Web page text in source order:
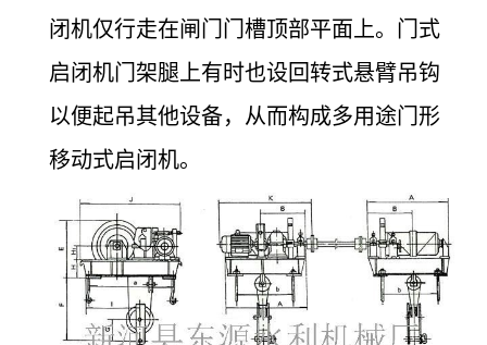
闭机仅行走在闸门门槽顶部平面上。门式
启闭机门架腿上有时也设回转式悬臂吊钩
以便起吊其他设备，从而构成多用途门形
移动式启闭机。